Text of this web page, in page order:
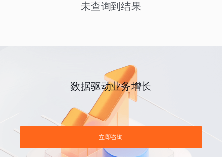
未查询到结果
数据驱动业务增长
立即咨询